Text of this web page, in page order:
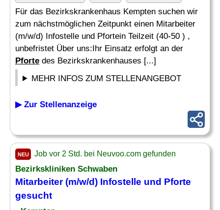
Für das Bezirkskrankenhaus Kempten suchen wir
zum nächstmöglichen Zeitpunkt einen Mitarbeiter
(m/w/d) Infostelle und Pfortein Teilzeit (40-50 ) ,
unbefristet Über uns:Ihr Einsatz erfolgt an der
Pforte des Bezirkskrankenhauses [...]
MEHR INFOS ZUM STELLENANGEBOT
▶ Zur Stellenanzeige
NEU Job vor 2 Std. bei Neuvoo.com gefunden
Bezirkskliniken Schwaben
Mitarbeiter (m/w/d) Infostelle und Pforte
gesucht